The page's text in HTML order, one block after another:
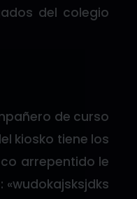
del colegio
de curso
kiosko tiene los
arrepentido le